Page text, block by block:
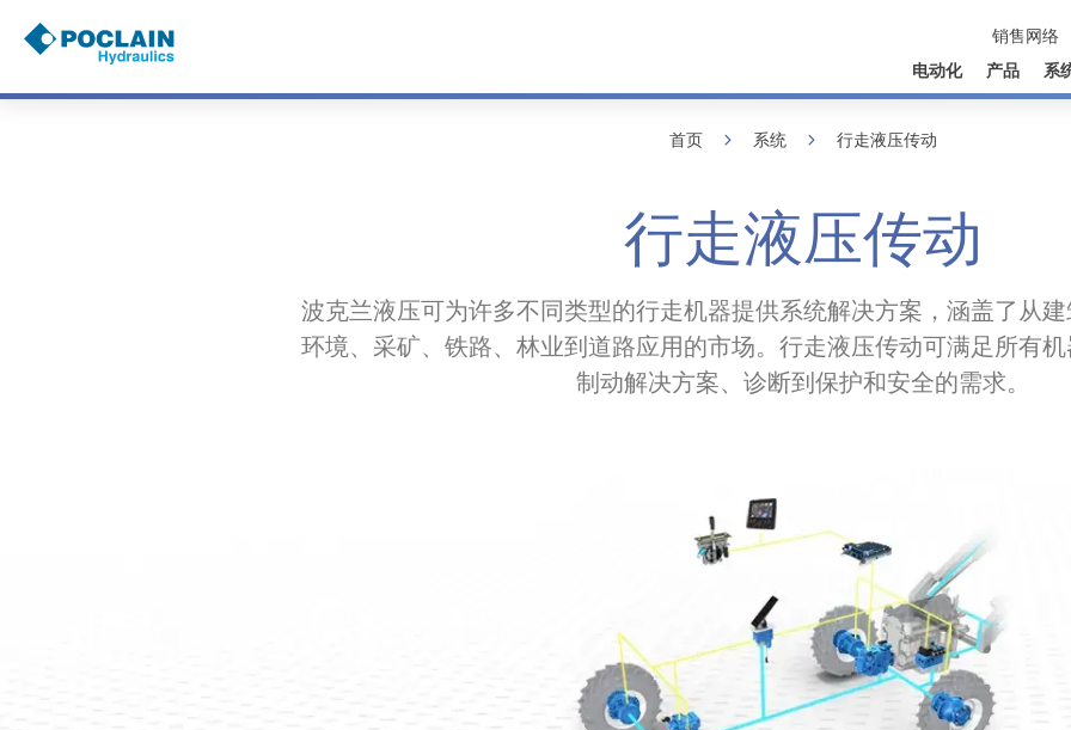
要
销售网络
电动化
产品 系
首页 系统 行走液压传动
行走液压传动
波克兰液压可为许多不同类型的行走机器提供系统解决方案，涵盖了从建
环境、采矿、铁路、林业到道路应用的市场。行走液压传动可满足所有机
制动解决方案、诊断到保护和安全的需求。